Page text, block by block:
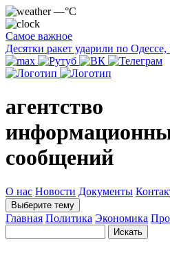
—°C
Самое важное
Десятки ракет ударили по
агентство
сообщений
О нас Новости Документы
Выберите тему
Главная Политика Экономика